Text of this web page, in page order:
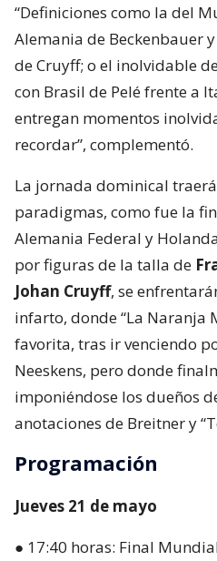
“Definiciones como la del
Alemania de Beckenbauer y
de Cruyff; o el inolvidable
con Brasil de Pelé frente a
entregan momentos
recordar”, complementó.
La jornada dominical
paradigmas, como fue la
Alemania Federal y
por figuras de la talla de
Johan Cruyff, se
infarto, donde “La Naranja
favorita, tras ir venciendo
Neeskens, pero donde
imponiéndose los dueños
anotaciones de Breitner y
Programación
Jueves 21 de mayo
● 17:40 horas: Final